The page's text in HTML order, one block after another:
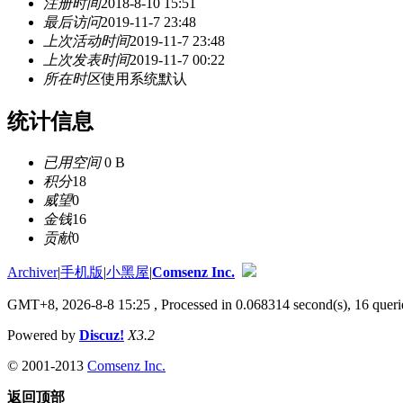
注册时间2018-8-10 15:51
最后访问2019-11-7 23:48
上次活动时间2019-11-7 23:48
上次发表时间2019-11-7 00:22
所在时区使用系统默认
统计信息
已用空间0 B
积分18
威望0
金钱16
贡献0
Archiver|手机版|小黑屋|Comsenz Inc.
GMT+8, 2026-8-8 15:25 , Processed in 0.068314 second(s), 16
Powered by Discuz! X3.2
© 2001-2013 Comsenz Inc.
返回顶部